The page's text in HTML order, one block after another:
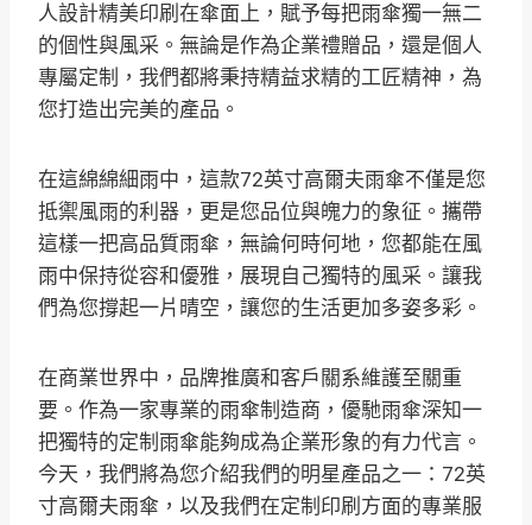
人設計精美印刷在傘面上，賦予每把雨傘獨一無二
的個性與風采。無論是作為企業禮贈品，還是個人
專屬定制，我們都將秉持精益求精的工匠精神，為
您打造出完美的產品。
在這綿綿細雨中，這款72英寸高爾夫雨傘不僅是您
抵禦風雨的利器，更是您品位與魄力的象征。攜帶
這樣一把高品質雨傘，無論何時何地，您都能在風
雨中保持從容和優雅，展現自己獨特的風采。讓我
們為您撐起一片晴空，讓您的生活更加多姿多彩。
在商業世界中，品牌推廣和客戶關系維護至關重
要。作為一家專業的雨傘制造商，優馳雨傘深知一
把獨特的定制雨傘能夠成為企業形象的有力代言。
今天，我們將為您介紹我們的明星產品之一：72英
寸高爾夫雨傘，以及我們在定制印刷方面的專業服